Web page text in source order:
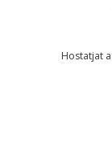
Comentari *
Hostatjat a: